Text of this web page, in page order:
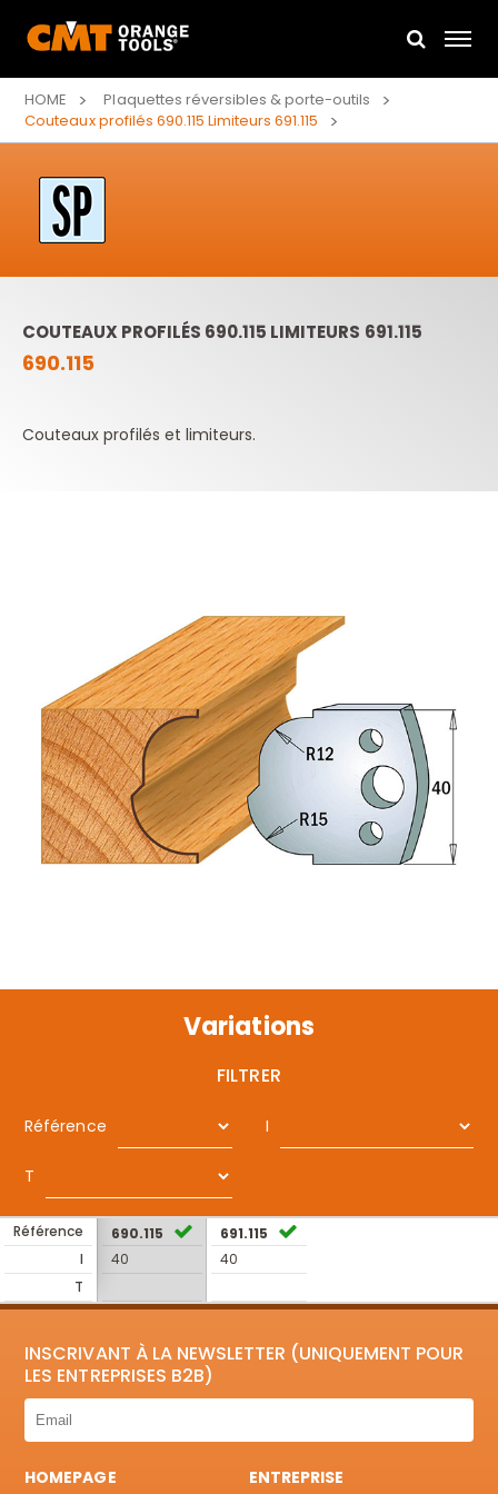
HOME
Plaquettes réversibles & porte-outils
Couteaux profilés 690.115 Limiteurs 691.115
COUTEAUX PROFILÉS 690.115 LIMITEURS 691.115
690.115
Couteaux profilés et limiteurs.
Variations
FILTRER
Référence I
T
Référence
I
T
690.115
40
691.115
40
INSCRIVANT À LA NEWSLETTER (UNIQUEMENT POUR
LES ENTREPRISES B2B)
HOMEPAGE
ENTREPRISE